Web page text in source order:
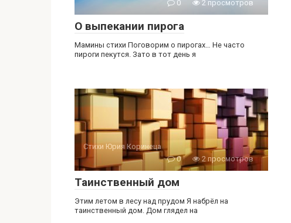
0
2 просмотров
О выпекании пирога
Мамины стихи Поговорим о пирогах… Не часто
пироги пекутся. Зато в тот день я
Стихи Юрия Коринеца
0
2 просмотров
Таинственный дом
Этим летом в лесу над прудом Я набрёл на
таинственный дом. Дом глядел на